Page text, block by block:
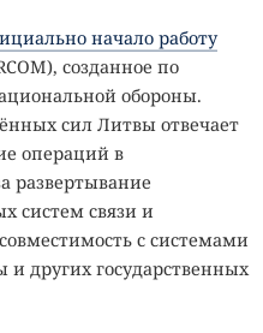
начало работу
созданное по
обороны.
сил Литвы отвечает
операций в
развертывание
систем связи и
с системами
других государственных